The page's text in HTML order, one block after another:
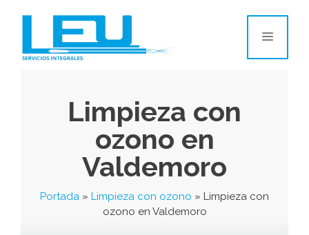
Limpieza con
ozono en
Valdemoro
Portada » Limpieza con ozono » Limpieza con
ozono en Valdemoro